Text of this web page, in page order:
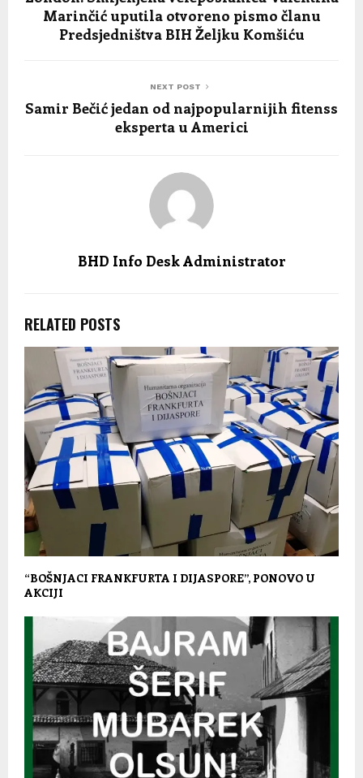
Marinčić uputila otvoreno pismo članu
Predsjedništva BIH Željku Komšiću
NEXT POST
Samir Bečić jedan od najpopularnijih fitenss
eksperta u Americi
BHD Info Desk Administrator
RELATED POSTS
“BOŠNJACI FRANKFURTA I DIJASPORE”, PONOVO U
AKCIJI